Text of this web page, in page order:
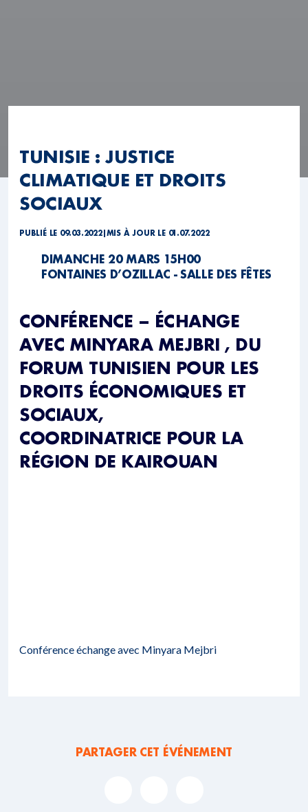
TUNISIE : JUSTICE
CLIMATIQUE ET DROITS
SOCIAUX
PUBLIÉ LE 09.03.2022| MIS À JOUR LE 01.07.2022
DIMANCHE 20 MARS 15H00
FONTAINES D’OZILLAC - SALLE DES FÊTES
CONFÉRENCE – ÉCHANGE
AVEC MINYARA MEJBRI , DU
FORUM TUNISIEN POUR LES
DROITS ÉCONOMIQUES ET
SOCIAUX,
COORDINATRICE POUR LA
RÉGION DE KAIROUAN
Conférence échange avec Minyara Mejbri
PARTAGER CET ÉVÉNEMENT